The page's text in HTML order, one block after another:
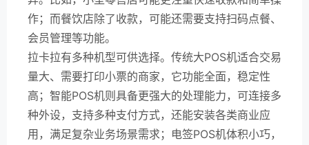
作；而餐饮店除了收款，可能还需要支持扫码点餐、
会员管理等功能。
拉卡拉有多种机型可供选择。传统大POS机适合交易
量大、需要打印小票的商家，它功能全面，稳定性
高；智能POS机则具备更强大的处理能力，可连接多
种外设，支持多种支付方式，还能安装各类商业应
用，满足复杂业务场景需求；电签POS机体积小巧，